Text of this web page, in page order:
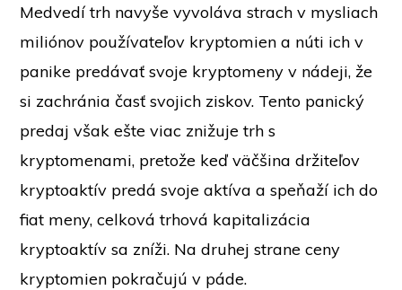
Medvedí trh navyše vyvoláva strach v mysliach
miliónov používateľov kryptomien a núti ich v
panike predávať svoje kryptomeny v nádeji, že
si zachránia časť svojich ziskov. Tento panický
predaj však ešte viac znižuje trh s
kryptomenami, pretože keď väčšina držiteľov
kryptoaktív predá svoje aktíva a speňaží ich do
fiat meny, celková trhová kapitalizácia
kryptoaktív sa zníži. Na druhej strane ceny
kryptomien pokračujú v páde.